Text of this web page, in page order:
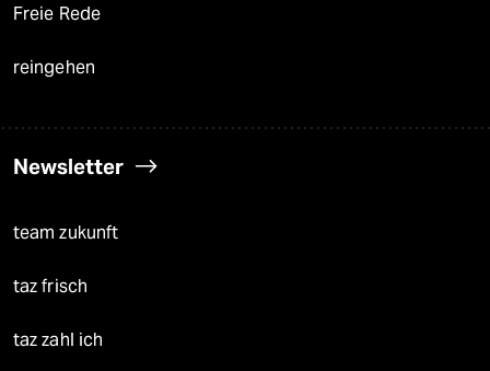
Freie Rede
reingehen
Newsletter
team zukunft
taz frisch
taz zahl ich